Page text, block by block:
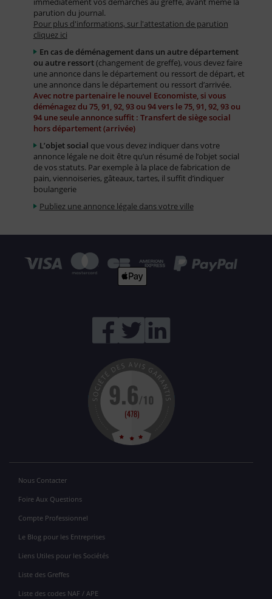
parution du journal.
Pour plus d'informations, sur l'attestation de parution
cliquez ici
En cas de déménagement dans un autre département
ou autre ressort(changement de greffe), vous devez faire
une annonce dans le département ou ressort de départ, et
une annonce dans le département ou ressort d’arrivée.
Avec notre partenaire le nouvel Economiste, si vous
déménagez du 75, 91, 92, 93 ou 94 vers le 75, 91, 92, 93 ou
94 une seule annonce suffit : Transfert de siège social
hors département (arrivée)
L’objet social que vous devez indiquer dans votre
annonce légale ne doit être qu’un résumé de l’objet social
de vos statuts. Par exemple à la place de fabrication de
pain, viennoiseries, gâteaux, tartes, il suffit d’indiquer
boulangerie
Publiez une annonce légale dans votre ville
Nous Contacter
Foire Aux Questions
Compte Professionnel
Le Blog pour les Entreprises
Liens Utiles pour les Sociétés
Liste des Greffes
Liste des codes NAF / APE